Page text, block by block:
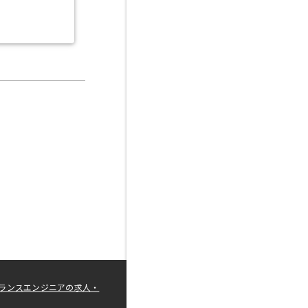
ンスエンジニアの求人・